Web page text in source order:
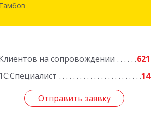
Тамбов
Клиентов на сопровождении
621
1С:Специалист
14
Отправить заявку
392000, Тамбовская обл, Тамбов г,
Отправить заявку